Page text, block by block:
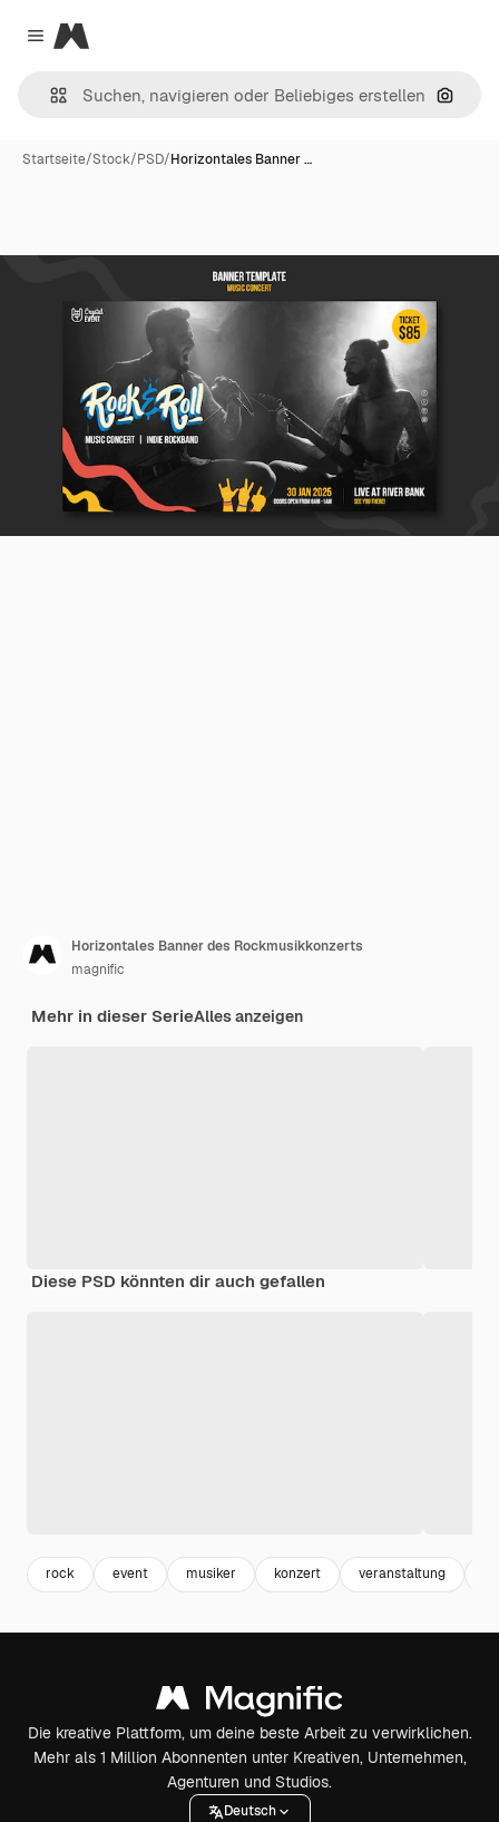
Close menu
Magnific
Nach
Startseite/Stock/PSD/Horizontales Banner …
Horizontales Banner des Rockmusikkonzerts
magnific
Mehr in dieser SerieAlles anzeigen
Diese PSD könnten dir auch gefallen
rock event musiker konzert veranstaltung
Die kreative Plattform, um deine beste Arbeit zu verwirklichen.
Mehr als 1 Million Abonnenten unter Kreativen, Unternehmen,
Agenturen und Studios.
Deutsch